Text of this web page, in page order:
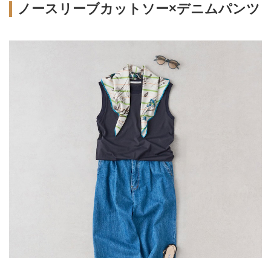
ノースリーブカットソー×デニムパンツ